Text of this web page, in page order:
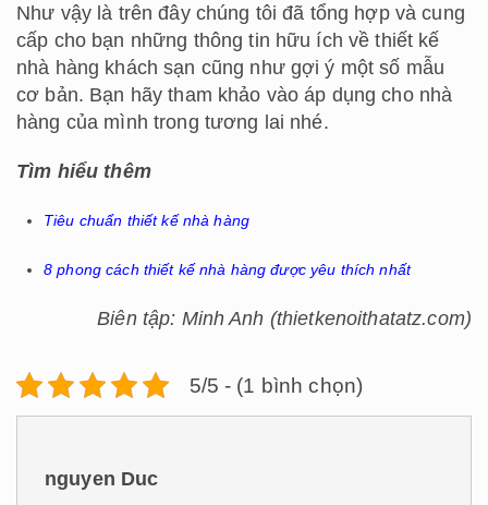
Như vậy là trên đây chúng tôi đã tổng hợp và cung
cấp cho bạn những thông tin hữu ích về thiết kế
nhà hàng khách sạn cũng như gợi ý một số mẫu
cơ bản. Bạn hãy tham khảo vào áp dụng cho nhà
hàng của mình trong tương lai nhé.
Tìm hiểu thêm
Tiêu chuẩn thiết kế nhà hàng
8 phong cách thiết kế nhà hàng được yêu thích nhất
Biên tập: Minh Anh (thietkenoithatatz.com)
5/5 - (1 bình chọn)
nguyen Duc